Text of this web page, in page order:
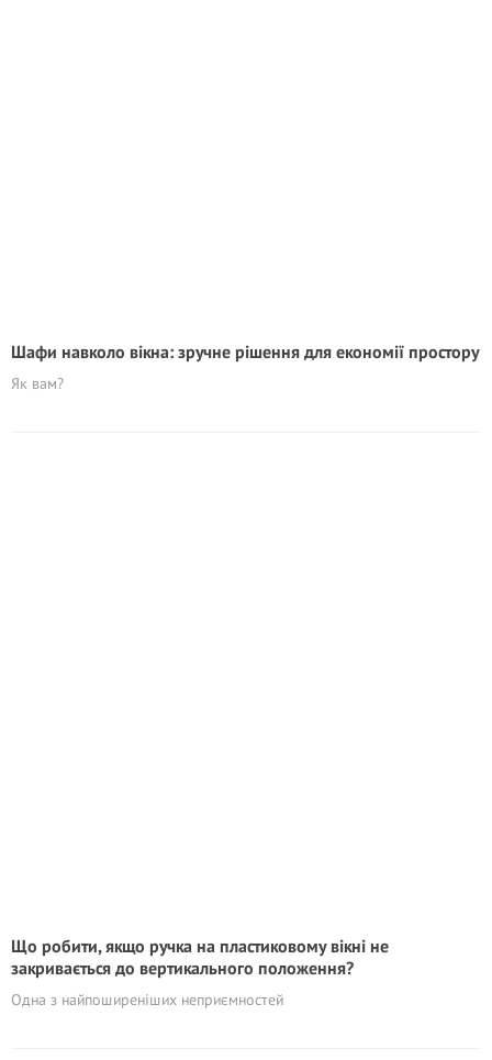
Шафи навколо вікна: зручне рішення для економії простору
Як вам?
Що робити, якщо ручка на пластиковому вікні не
закривається до вертикального положення?
Одна з найпоширеніших неприємностей